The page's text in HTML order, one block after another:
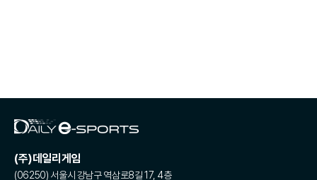
(주)데일리게임
(06250) 서울시 강남구 역삼로8길 17, 4층